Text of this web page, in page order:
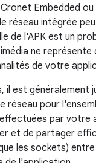
Embedded ou
réseau intégrée
de l'APK est un
ne représente
de votre
il est généralement
réseau pour
par votre
et de partager
les sockets)